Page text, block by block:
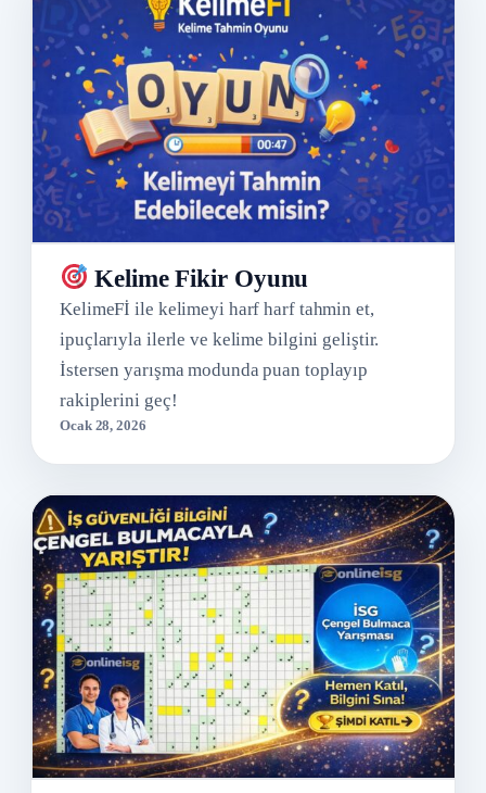
Kelime Fikir Oyunu
KelimeFİ ile kelimeyi harf harf tahmin et,
ipuçlarıyla ilerle ve kelime bilgini geliştir.
İstersen yarışma modunda puan toplayıp
rakiplerini geç!
Ocak 28, 2026